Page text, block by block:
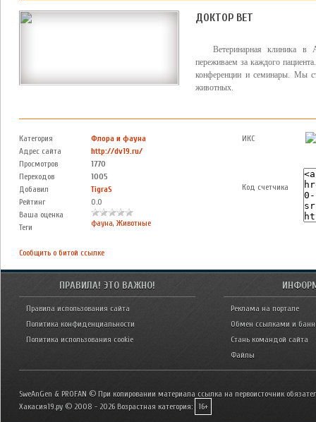
ДОКТОР ВЕТ
Ветеринарная клиника
переживаем за каждого
конференции и семинары. Мы
животных.
Категория
Адрес сайта
Просмотров
Переходов
Добавил
Рейтинг
Ваша оценка
Теги
Флора и фауна
http://dv19.ru/
1770
1005
TigraS
0.0
фауна, Животные
ИКС
Код счетчика
Сообщить о битой ссылке
ПРАВИЛА! ЭТО ВАЖНО!
Правила использования сайта
Политика конфиденциальности
Политика использования cookie
Реклама на портале
Обмен ссылками и
Стань командой сайта
Файлы
SweAnGen & PROFAN © При копировании материала ссылка на первоисточник
Хакасия19.ру © 2008 - 2026 Возрастная категория: 16+